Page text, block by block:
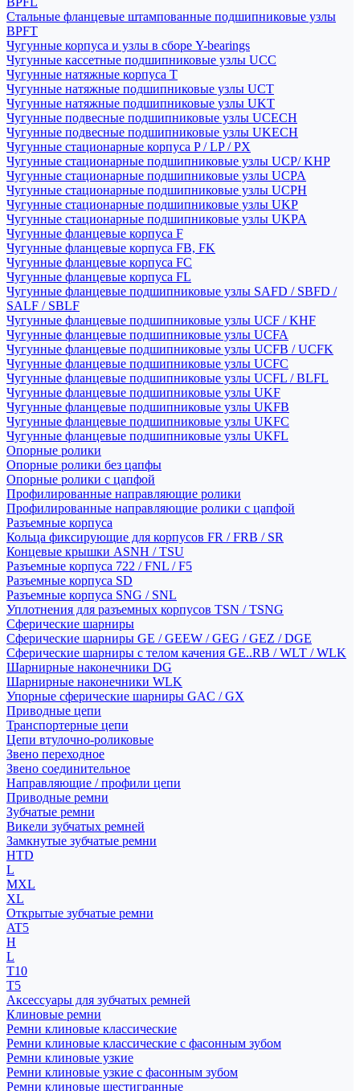
Стальные фланцевые штампованные подшипниковые узлы
BPFT
Чугунные корпуса и узлы в сборе Y-bearings
Чугунные кассетные подшипниковые узлы UCC
Чугунные натяжные корпуса T
Чугунные натяжные подшипниковые узлы UCT
Чугунные натяжные подшипниковые узлы UKT
Чугунные подвесные подшипниковые узлы UCECH
Чугунные подвесные подшипниковые узлы UKECH
Чугунные стационарные корпуса P / LP / PX
Чугунные стационарные подшипниковые узлы UCP/ KHP
Чугунные стационарные подшипниковые узлы UCPA
Чугунные стационарные подшипниковые узлы UCPH
Чугунные стационарные подшипниковые узлы UKP
Чугунные стационарные подшипниковые узлы UKPA
Чугунные фланцевые корпуса F
Чугунные фланцевые корпуса FB, FK
Чугунные фланцевые корпуса FC
Чугунные фланцевые корпуса FL
Чугунные фланцевые подшипниковые узлы SAFD / SBFD /
SALF / SBLF
Чугунные фланцевые подшипниковые узлы UCF / KHF
Чугунные фланцевые подшипниковые узлы UCFA
Чугунные фланцевые подшипниковые узлы UCFB / UCFK
Чугунные фланцевые подшипниковые узлы UCFC
Чугунные фланцевые подшипниковые узлы UCFL / BLFL
Чугунные фланцевые подшипниковые узлы UKF
Чугунные фланцевые подшипниковые узлы UKFB
Чугунные фланцевые подшипниковые узлы UKFC
Чугунные фланцевые подшипниковые узлы UKFL
Опорные ролики
Опорные ролики без цапфы
Опорные ролики с цапфой
Профилированные направляющие ролики
Профилированные направляющие ролики с цапфой
Разъемные корпуса
Кольца фиксирующие для корпусов FR / FRB / SR
Концевые крышки ASNH / TSU
Разъемные корпуса 722 / FNL / F5
Разъемные корпуса SD
Разъемные корпуса SNG / SNL
Уплотнения для разъемных корпусов TSN / TSNG
Сферические шарниры
Сферические шарниры GE / GEEW / GEG / GEZ / DGE
Сферические шарниры с телом качения GE..RB / WLT / WLK
Шарнирные наконечники DG
Шарнирные наконечники WLK
Упорные сферические шарниры GAC / GX
Приводные цепи
Транспортерные цепи
Цепи втулочно-роликовые
Звено переходное
Звено соединительное
Направляющие / профили цепи
Приводные ремни
Зубчатые ремни
Викели зубчатых ремней
Замкнутые зубчатые ремни
HTD
L
MXL
XL
Открытые зубчатые ремни
AT5
H
L
T10
T5
Аксессуары для зубчатых ремней
Клиновые ремни
Ремни клиновые классические
Ремни клиновые классические с фасонным зубом
Ремни клиновые узкие
Ремни клиновые узкие с фасонным зубом
Ремни клиновые шестигранные